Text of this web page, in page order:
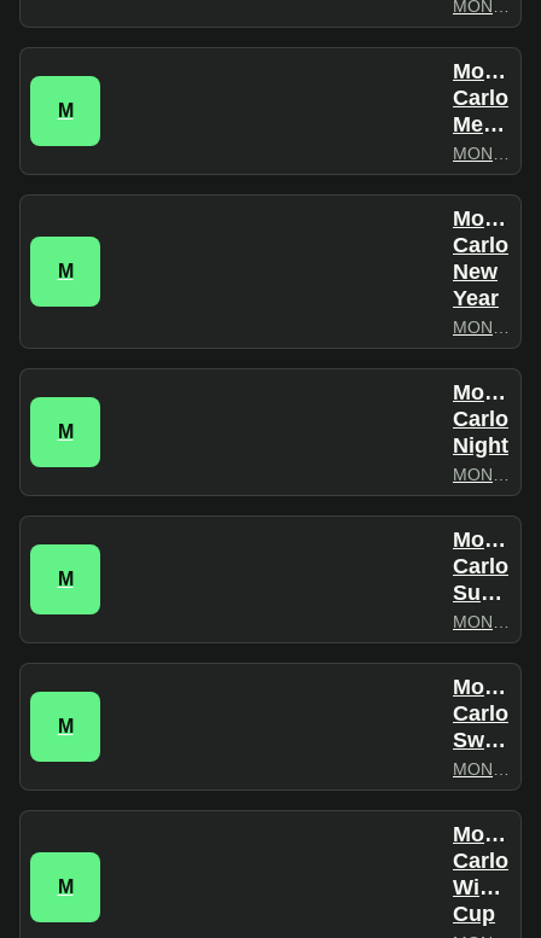
M
Monte
Carlo
Megapolis
M
Monte
Carlo
New
Year
M
Monte
Carlo
Night
M
Monte
Carlo
Summertime
M
Monte
Carlo
Sweet
M
Monte
Carlo
Winter
Cup